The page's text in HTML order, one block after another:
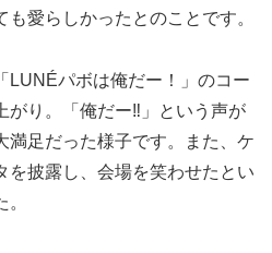
愛らしかったとのことです。
LUNÉパボは俺だー！」のコー
がり。「俺だー‼️」という声が
満足だった様子です。また、ケ
を披露し、会場を笑わせたとい